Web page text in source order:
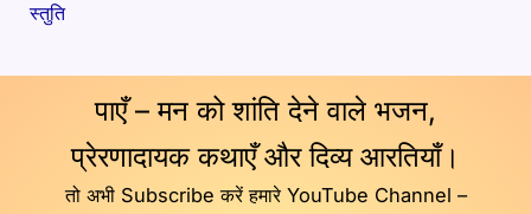
स्तुति
पाएँ – मन को शांति देने वाले भजन,
प्रेरणादायक कथाएँ और दिव्य आरतियाँ।
तो अभी Subscribe करें हमारे YouTube Channel –